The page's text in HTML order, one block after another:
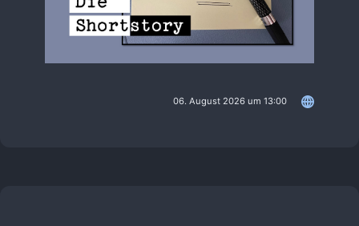
06. August 2026 um 13:00